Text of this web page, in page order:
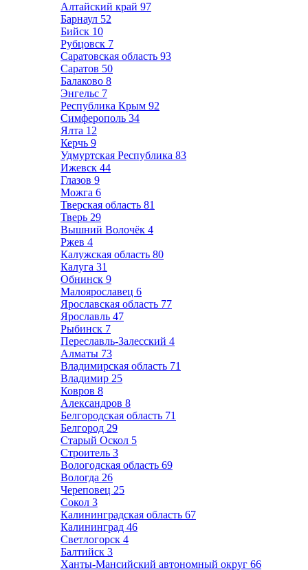
Алтайский край 97
Барнаул 52
Бийск 10
Рубцовск 7
Саратовская область 93
Саратов 50
Балаково 8
Энгельс 7
Республика Крым 92
Симферополь 34
Ялта 12
Керчь 9
Удмуртская Республика 83
Ижевск 44
Глазов 9
Можга 6
Тверская область 81
Тверь 29
Вышний Волочёк 4
Ржев 4
Калужская область 80
Калуга 31
Обнинск 9
Малоярославец 6
Ярославская область 77
Ярославль 47
Рыбинск 7
Переславль-Залесский 4
Алматы 73
Владимирская область 71
Владимир 25
Ковров 8
Александров 8
Белгородская область 71
Белгород 29
Старый Оскол 5
Строитель 3
Вологодская область 69
Вологда 26
Череповец 25
Сокол 3
Калининградская область 67
Калининград 46
Светлогорск 4
Балтийск 3
Ханты-Мансийский автономный округ 66